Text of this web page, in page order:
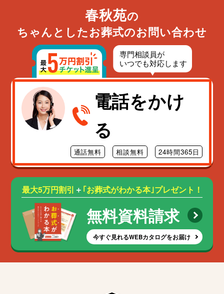
春秋苑の
ちゃんとしたお葬式のお問い合わせ
電話をかけ
る
通話無料 相談無料 24時間365日
最大5万円割引 ＋ ｢お葬式がわかる本｣プレゼント！
無料資料請求
今すぐ見れるWEBカタログをお届け